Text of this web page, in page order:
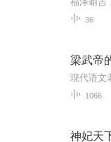
36
梁武帝
1066
神妃天